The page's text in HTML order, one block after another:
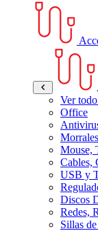
Ver
Office
Mouse,
Cables,
USB y
Discos
Redes,
Sillas